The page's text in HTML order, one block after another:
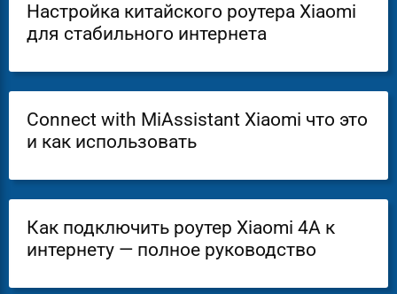
Настройка китайского роутера Xiaomi
для стабильного интернета
Connect with MiAssistant Xiaomi что это
и как использовать
Как подключить роутер Xiaomi 4A к
интернету — полное руководство